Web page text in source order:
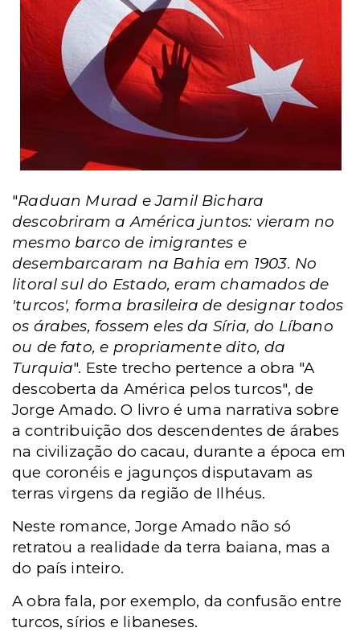
"Raduan Murad e Jamil Bichara
descobriram a América juntos: vieram no
mesmo barco de imigrantes e
desembarcaram na Bahia em 1903. No
litoral sul do Estado, eram chamados de
'turcos', forma brasileira de designar todos
os árabes, fossem eles da Síria, do Líbano
ou de fato, e propriamente dito, da
Turquia". Este trecho pertence a obra "A
descoberta da América pelos turcos", de
Jorge Amado. O livro é uma narrativa sobre
a contribuição dos descendentes de árabes
na civilização do cacau, durante a época em
que coronéis e jagunços disputavam as
terras virgens da região de Ilhéus.
Neste romance, Jorge Amado não só
retratou a realidade da terra baiana, mas a
do país inteiro.
A obra fala, por exemplo, da confusão entre
turcos, sírios e libaneses.